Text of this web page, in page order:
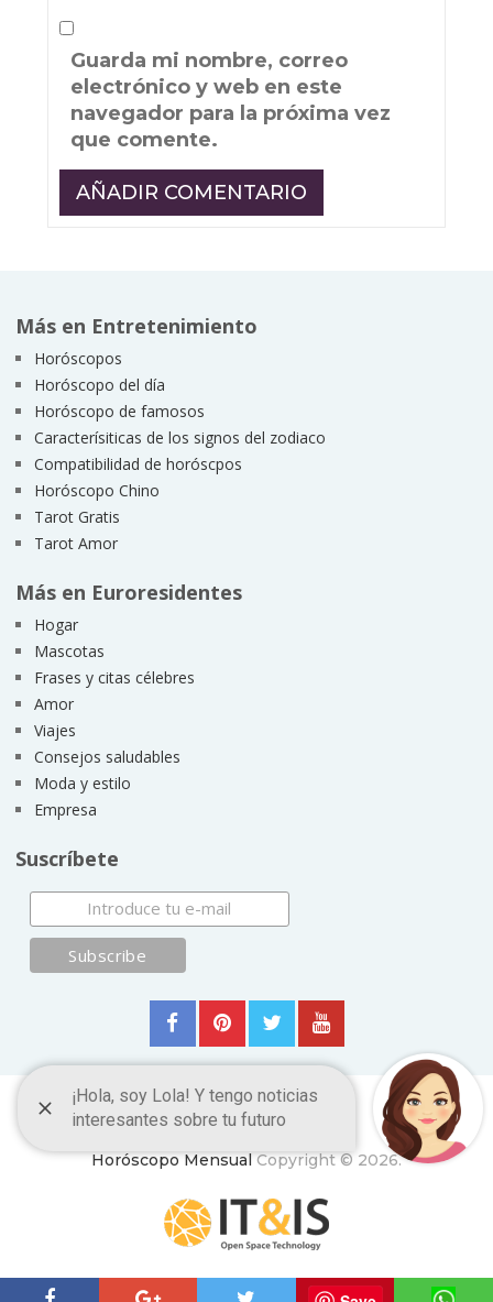
Guarda mi nombre, correo
electrónico y web en este
navegador para la próxima vez
que comente.
Más en Entretenimiento
Horóscopos
Horóscopo del día
Horóscopo de famosos
Caracterísiticas de los signos del zodiaco
Compatibilidad de horóscpos
Horóscopo Chino
Tarot Gratis
Tarot Amor
Más en Euroresidentes
Hogar
Mascotas
Frases y citas célebres
Amor
Viajes
Consejos saludables
Moda y estilo
Empresa
Suscríbete
Horóscopo MensualCopyright © 2026.
ItyIs Siglo XXI| Euroresidentes
Principios generales